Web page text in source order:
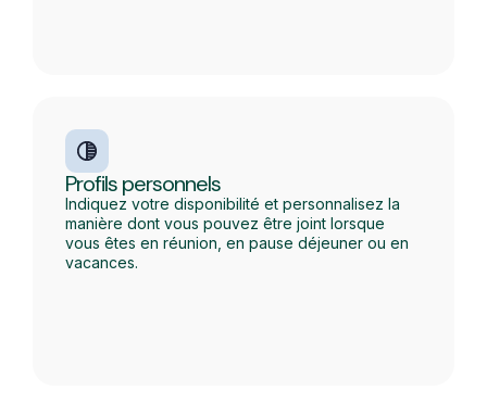
Profils personnels
Indiquez votre disponibilité et personnalisez la
manière dont vous pouvez être joint lorsque
vous êtes en réunion, en pause déjeuner ou en
vacances.